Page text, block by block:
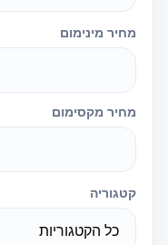
מחיר מינימום
מחיר מקסימום
קטגוריה